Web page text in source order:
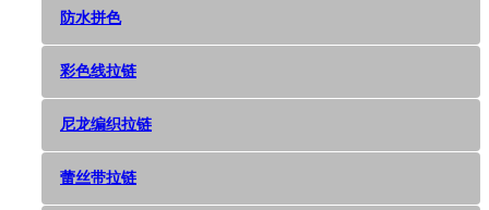
防水拼色
彩色线拉链
尼龙编织拉链
蕾丝带拉链